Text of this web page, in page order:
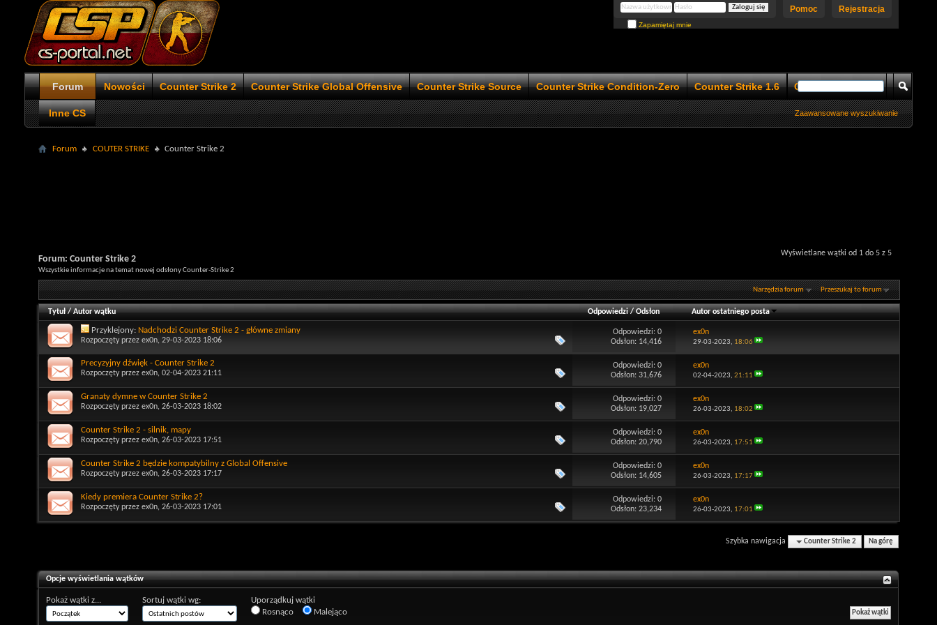
Rejestracja
Pomoc
Zapamiętaj mnie
Forum Nowości Counter Strike 2 Counter Strike Global Offensive Counter Strike Source Counter Strike Condition-Zero Counter Strike 1.6 Counter Strike 1.5
Inne CS Zaawansowane wyszukiwanie
Forum COUTER STRIKE Counter Strike 2
Wyświetlane wątki od 1 do 5 z 5
Forum: Counter Strike 2
Wszystkie informacje na temat nowej odsłony Counter-Strike 2
Narzędzia forum Przeszukaj to forum
Tytuł/Autor wątku Odpowiedzi/Odsłon Autor ostatniego posta
Przyklejony: Nadchodzi Counter Strike 2 - główne zmiany
Rozpoczęty przez ex0n, 29-03-2023 18:06
Odpowiedzi:0
Odsłon: 14,416
ex0n
29-03-2023, 18:06
Precyzyjny dźwięk - Counter Strike 2
Rozpoczęty przez ex0n, 02-04-2023 21:11
Odpowiedzi:0
Odsłon: 31,676
ex0n
02-04-2023, 21:11
Granaty dymne w Counter Strike 2
Rozpoczęty przez ex0n, 26-03-2023 18:02
Odpowiedzi:0
Odsłon: 19,027
ex0n
26-03-2023, 18:02
Counter Strike 2 - silnik, mapy
Rozpoczęty przez ex0n, 26-03-2023 17:51
Odpowiedzi:0
Odsłon: 20,790
ex0n
26-03-2023, 17:51
Counter Strike 2 będzie kompatybilny z Global Offensive
Rozpoczęty przez ex0n, 26-03-2023 17:17
Odpowiedzi:0
Odsłon: 14,605
ex0n
26-03-2023, 17:17
Kiedy premiera Counter Strike 2?
Rozpoczęty przez ex0n, 26-03-2023 17:01
Odpowiedzi:0
Odsłon: 23,234
ex0n
26-03-2023, 17:01
Szybka nawigacja Counter Strike 2 Na górę
Opcje wyświetlania wątków
Pokaż wątki z... Sortuj wątki wg:
Uporządkuj wątki
Rosnąco
Malejąco